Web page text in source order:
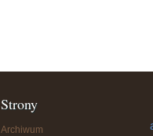
Strony
Archiwum